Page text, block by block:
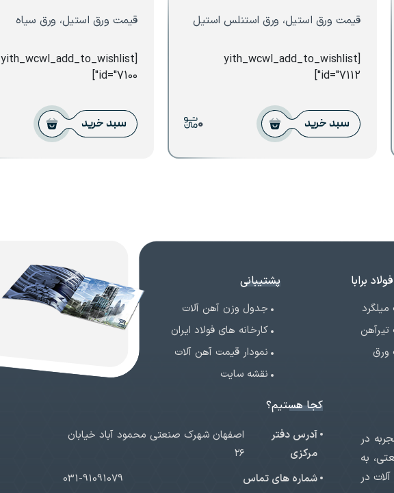
قیمت ورق استیل، ورق استنلس استیل
[yith_wcwl_add_to_wishlist
id="7112"]
سبد خرید 0
قیمت ورق استیل، ورق سیاه
[yith_wcwl_add_to_wishlist
id="7100"]
سبد خرید
برابا
ورق
پشتیبانی
جدول وزن آهن آلات
کارخانه های فولاد ایران
نمودار قیمت آهن آلات
نقشه سایت
بیش از 30 سال تجربه در
به
در
کجا هستیم؟
آدرس دفتر
مرکزی
اصفهان شهرک صنعتی محمود آباد خیابان
۲۶
شماره های تماس
031-91091079